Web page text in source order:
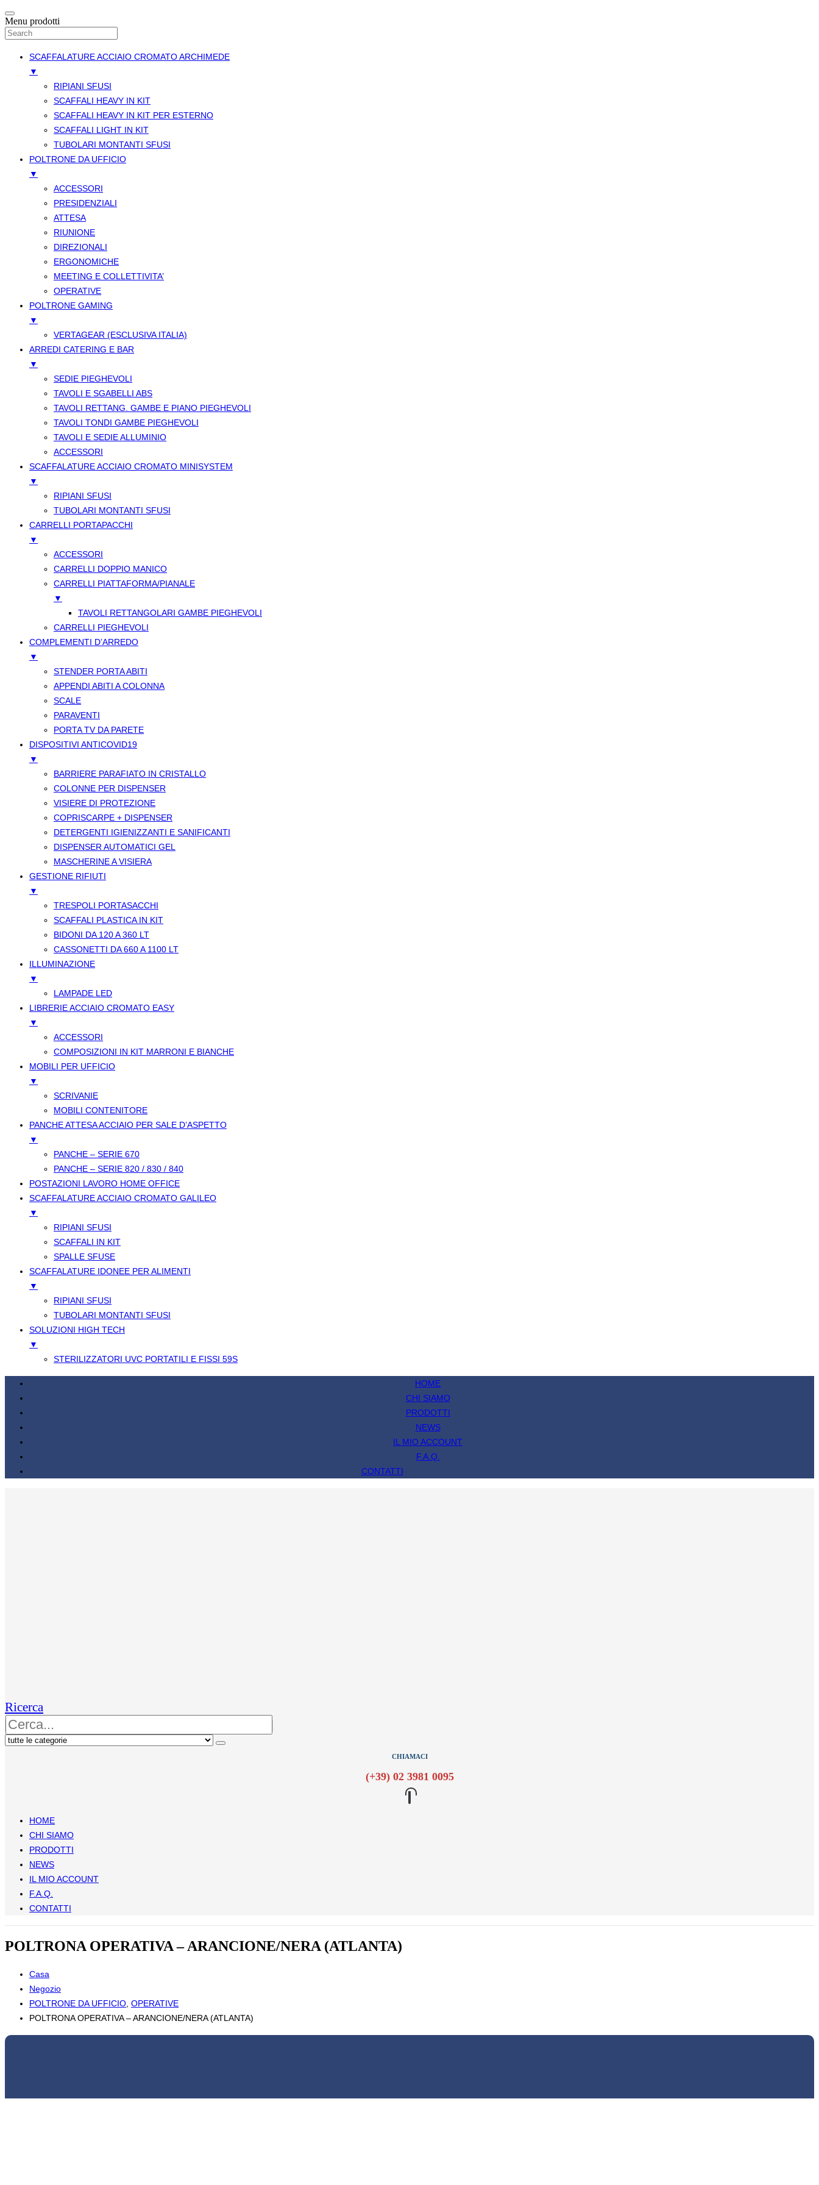
Menu prodotti
SCAFFALATURE ACCIAIO CROMATO ARCHIMEDE
▼
RIPIANI SFUSI
SCAFFALI HEAVY IN KIT
SCAFFALI HEAVY IN KIT PER ESTERNO
SCAFFALI LIGHT IN KIT
TUBOLARI MONTANTI SFUSI
POLTRONE DA UFFICIO
▼
ACCESSORI
PRESIDENZIALI
ATTESA
RIUNIONE
DIREZIONALI
ERGONOMICHE
MEETING E COLLETTIVITA’
OPERATIVE
POLTRONE GAMING
▼
VERTAGEAR (ESCLUSIVA ITALIA)
ARREDI CATERING E BAR
▼
SEDIE PIEGHEVOLI
TAVOLI E SGABELLI ABS
TAVOLI RETTANG. GAMBE E PIANO PIEGHEVOLI
TAVOLI TONDI GAMBE PIEGHEVOLI
TAVOLI E SEDIE ALLUMINIO
ACCESSORI
SCAFFALATURE ACCIAIO CROMATO MINISYSTEM
▼
RIPIANI SFUSI
TUBOLARI MONTANTI SFUSI
CARRELLI PORTAPACCHI
▼
ACCESSORI
CARRELLI DOPPIO MANICO
CARRELLI PIATTAFORMA/PIANALE
▼
TAVOLI RETTANGOLARI GAMBE PIEGHEVOLI
CARRELLI PIEGHEVOLI
COMPLEMENTI D’ARREDO
▼
STENDER PORTA ABITI
APPENDI ABITI A COLONNA
SCALE
PARAVENTI
PORTA TV DA PARETE
DISPOSITIVI ANTICOVID19
▼
BARRIERE PARAFIATO IN CRISTALLO
COLONNE PER DISPENSER
VISIERE DI PROTEZIONE
COPRISCARPE + DISPENSER
DETERGENTI IGIENIZZANTI E SANIFICANTI
DISPENSER AUTOMATICI GEL
MASCHERINE A VISIERA
GESTIONE RIFIUTI
▼
TRESPOLI PORTASACCHI
SCAFFALI PLASTICA IN KIT
BIDONI DA 120 A 360 LT
CASSONETTI DA 660 A 1100 LT
ILLUMINAZIONE
▼
LAMPADE LED
LIBRERIE ACCIAIO CROMATO EASY
▼
ACCESSORI
COMPOSIZIONI IN KIT MARRONI E BIANCHE
MOBILI PER UFFICIO
▼
SCRIVANIE
MOBILI CONTENITORE
PANCHE ATTESA ACCIAIO PER SALE D’ASPETTO
▼
PANCHE – SERIE 670
PANCHE – SERIE 820 / 830 / 840
POSTAZIONI LAVORO HOME OFFICE
SCAFFALATURE ACCIAIO CROMATO GALILEO
▼
RIPIANI SFUSI
SCAFFALI IN KIT
SPALLE SFUSE
SCAFFALATURE IDONEE PER ALIMENTI
▼
RIPIANI SFUSI
TUBOLARI MONTANTI SFUSI
SOLUZIONI HIGH TECH
▼
STERILIZZATORI UVC PORTATILI E FISSI 59S
HOME
CHI SIAMO
PRODOTTI
NEWS
IL MIO ACCOUNT
F.A.Q.
CONTATTI
Ricerca
CHIAMACI
(+39) 02 3981 0095
HOME
CHI SIAMO
PRODOTTI
NEWS
IL MIO ACCOUNT
F.A.Q.
CONTATTI
POLTRONA OPERATIVA – ARANCIONE/NERA (ATLANTA)
Casa
Negozio
POLTRONE DA UFFICIO OPERATIVE
POLTRONA OPERATIVA – ARANCIONE/NERA (ATLANTA)